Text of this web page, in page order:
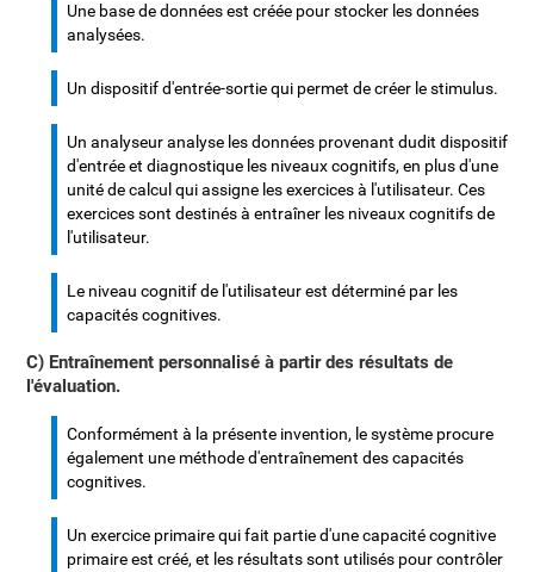
Une base de données est créée pour stocker les données
analysées.
Un dispositif d'entrée-sortie qui permet de créer le stimulus.
Un analyseur analyse les données provenant dudit dispositif
d'entrée et diagnostique les niveaux cognitifs, en plus d'une
unité de calcul qui assigne les exercices à l'utilisateur. Ces
exercices sont destinés à entraîner les niveaux cognitifs de
l'utilisateur.
Le niveau cognitif de l'utilisateur est déterminé par les
capacités cognitives.
C) Entraînement personnalisé à partir des résultats de
l'évaluation.
Conformément à la présente invention, le système procure
également une méthode d'entraînement des capacités
cognitives.
Un exercice primaire qui fait partie d'une capacité cognitive
primaire est créé, et les résultats sont utilisés pour contrôler